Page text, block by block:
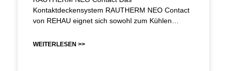
Kontaktdeckensystem RAUTHERM NEO Contact
von REHAU eignet sich sowohl zum Kühlen…
WEITERLESEN >>